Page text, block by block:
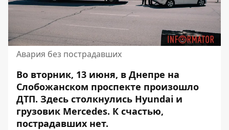
Авария без пострадавших
Во вторник, 13 июня, в Днепре на
Слобожанском проспекте произошло
ДТП. Здесь столкнулись Hyundai и
грузовик Mercedes. К счастью,
пострадавших нет.